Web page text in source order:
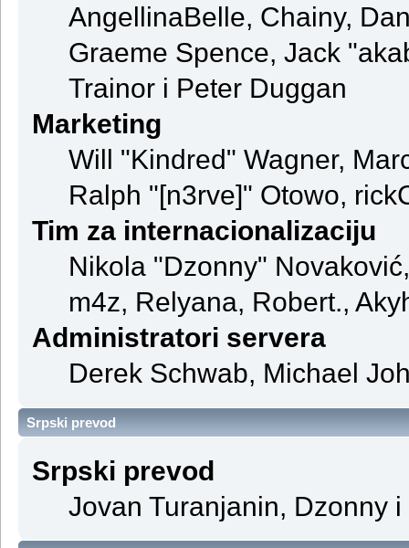
AngellinaBelle, Chainy,
Graeme Spence, Jack
Trainor i Peter Duggan
Marketing
Will "Kindred" Wagner,
Ralph "[n3rve]" Otowo,
Tim za internacionalizaciju
Nikola "Dzonny"
m4z, Relyana, Robert.,
Administratori servera
Derek Schwab, Michael
Srpski prevod
Srpski prevod
Jovan Turanjanin, Dzonny